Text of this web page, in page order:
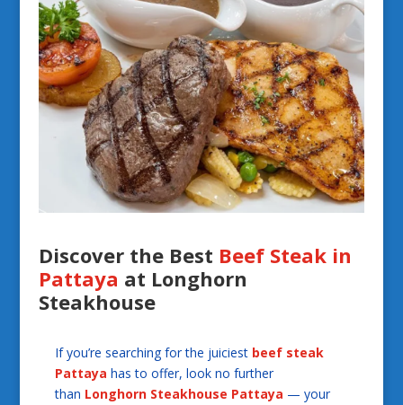
Discover the Best Beef Steak in
Pattaya at Longhorn
Steakhouse
If you’re searching for the juiciest beef steak
Pattaya has to offer, look no further
than Longhorn Steakhouse Pattaya — your